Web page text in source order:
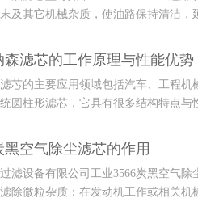
及其它机械杂质，使油路保持清洁
森滤芯的工作原理与性能优势
芯的主要应用领域包括汽车、工程
圆柱形滤芯，它具有很多结构特点
黑空气除尘滤芯的作用
滤设备有限公司工业3566炭黑空气
除微粒杂质：在发动机工作或相关